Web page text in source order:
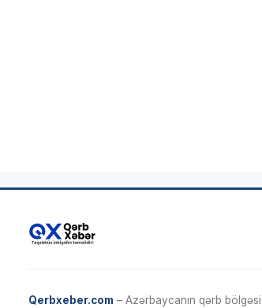
Qerbxeber.com – Azərbaycanın qərb